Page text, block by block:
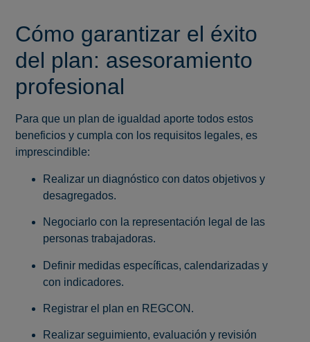
Cómo garantizar el éxito
del plan: asesoramiento
profesional
Para que un plan de igualdad aporte todos estos
beneficios y cumpla con los requisitos legales, es
imprescindible:
Realizar un diagnóstico con datos objetivos y
desagregados.
Negociarlo con la representación legal de las
personas trabajadoras.
Definir medidas específicas, calendarizadas y
con indicadores.
Registrar el plan en REGCON.
Realizar seguimiento, evaluación y revisión